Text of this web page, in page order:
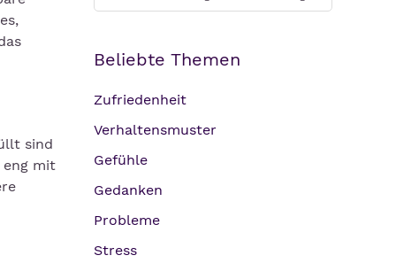
sind
eng mit
Beliebte Themen
Zufriedenheit
Verhaltensmuster
Gefühle
Gedanken
Probleme
Stress